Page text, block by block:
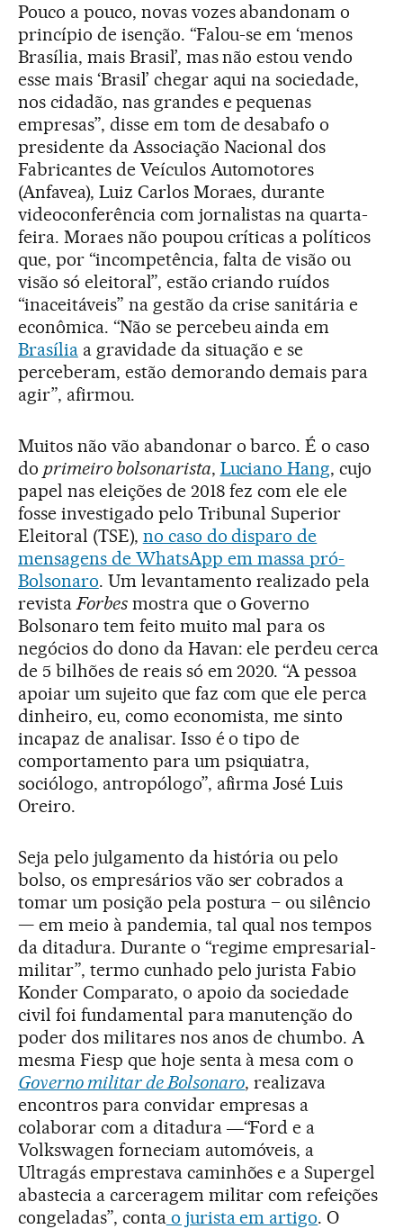
Pouco a pouco, novas vozes abandonam o
princípio de isenção. “Falou-se em ‘menos
Brasília, mais Brasil’, mas não estou vendo
esse mais ‘Brasil’ chegar aqui na sociedade,
nos cidadão, nas grandes e pequenas
empresas”, disse em tom de desabafo o
presidente da Associação Nacional dos
Fabricantes de Veículos Automotores
(Anfavea), Luiz Carlos Moraes, durante
videoconferência com jornalistas na quarta-
feira. Moraes não poupou críticas a políticos
que, por “incompetência, falta de visão ou
visão só eleitoral”, estão criando ruídos
“inaceitáveis” na gestão da crise sanitária e
econômica. “Não se percebeu ainda em
Brasíliaa gravidade da situação e se
perceberam, estão demorando demais para
agir”, afirmou.
Muitos não vão abandonar o barco. É o caso
do primeiro bolsonarista, Luciano Hang, cujo
papel nas eleições de 2018 fez com ele ele
fosse investigado pelo Tribunal Superior
Eleitoral (TSE), no caso do disparo de
mensagens de WhatsApp em massa pró-
Bolsonaro. Um levantamento realizado pela
revistaForbesmostra que o Governo
Bolsonaro tem feito muito mal para os
negócios do dono da Havan: ele perdeu cerca
de 5 bilhões de reais só em 2020. “A pessoa
apoiar um sujeito que faz com que ele perca
dinheiro, eu, como economista, me sinto
incapaz de analisar. Isso é o tipo de
comportamento para um psiquiatra,
sociólogo, antropólogo”, afirmaJosé Luis
Oreiro.
Seja pelo julgamento da história ou pelo
bolso, os empresários vão ser cobrados a
tomar um posição pela postura – ou silêncio
— em meio à pandemia, tal qual nos tempos
da ditadura. Durante o “regime empresarial-
militar”, termo cunhado pelo jurista Fabio
Konder Comparato, o apoio da sociedade
civil foi fundamental para manutenção do
poder dos militares nos anos de chumbo. A
mesma Fiesp que hoje senta à mesa com o
Governo militar de Bolsonaro, realizava
encontros para convidar empresas a
colaborar com a ditadura ―“Ford e a
Volkswagen forneciam automóveis, a
Ultragás emprestava caminhões e a Supergel
abastecia a carceragem militar com refeições
congeladas”, contao jurista em artigo. O